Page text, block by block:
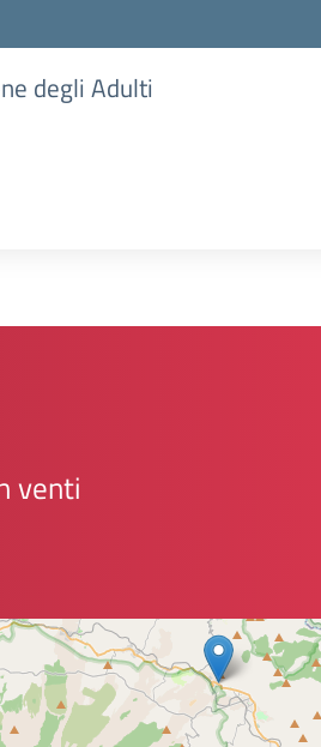
degli Adulti
venti